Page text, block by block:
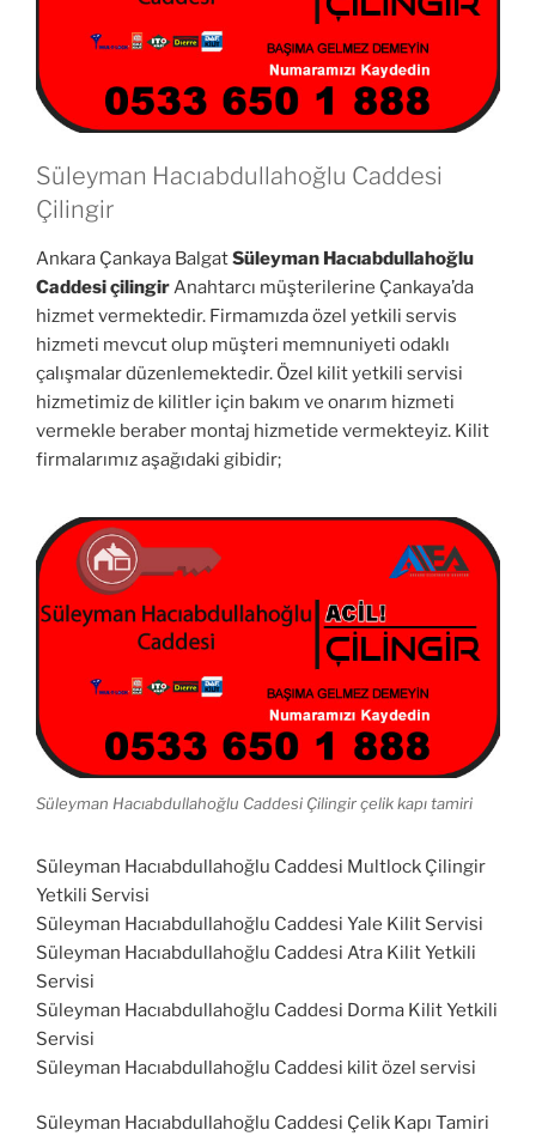
Süleyman Hacıabdullahoğlu Caddesi
Çilingir
Ankara Çankaya BalgatSüleyman Hacıabdullahoğlu
Caddesi çilingirAnahtarcı müşterilerine Çankaya’da
hizmet vermektedir. Firmamızda özel yetkili servis
hizmeti mevcut olup müşteri memnuniyeti odaklı
çalışmalar düzenlemektedir. Özel kilit yetkili servisi
hizmetimiz de kilitler için bakım ve onarım hizmeti
vermekle beraber montaj hizmetide vermekteyiz. Kilit
firmalarımız aşağıdaki gibidir;
Süleyman Hacıabdullahoğlu Caddesi Çilingir çelik kapı tamiri
Süleyman Hacıabdullahoğlu Caddesi Multlock Çilingir
Yetkili Servisi
Süleyman Hacıabdullahoğlu Caddesi Yale Kilit Servisi
Süleyman Hacıabdullahoğlu Caddesi Atra Kilit Yetkili
Servisi
Süleyman Hacıabdullahoğlu Caddesi Dorma Kilit Yetkili
Servisi
Süleyman Hacıabdullahoğlu Caddesi kilit özel servisi
Süleyman Hacıabdullahoğlu Caddesi Çelik Kapı Tamiri